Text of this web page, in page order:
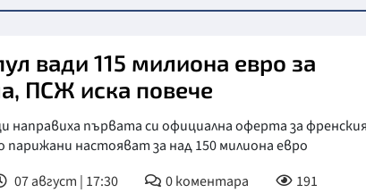
вади 115 милиона евро за
ПСЖ иска повече
направиха първата си официална оферта за
парижани настояват за над 150 милиона евро
07 август | 17:30 0коментара 191